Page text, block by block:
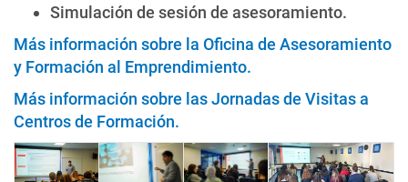
Simulación de sesión de asesoramiento.
Más información sobre la Oficina de Asesoramiento
y Formación al Emprendimiento.
Más información sobre las Jornadas de Visitas a
Centros de Formación.